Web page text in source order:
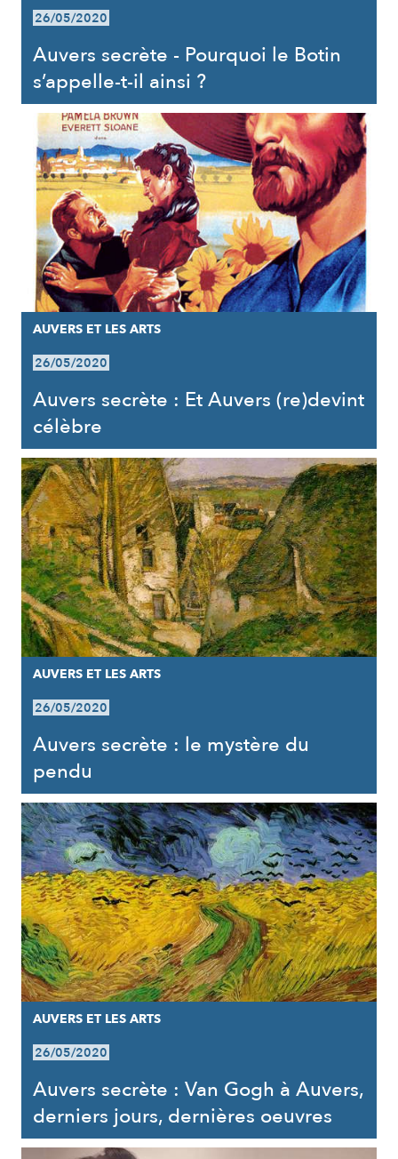
26/05/2020
Auvers secrète - Pourquoi le Botin
s’appelle-t-il ainsi ?
AUVERS ET LES ARTS
26/05/2020
Auvers secrète : Et Auvers (re)devint
célèbre
AUVERS ET LES ARTS
26/05/2020
Auvers secrète : le mystère du
pendu
AUVERS ET LES ARTS
26/05/2020
Auvers secrète : Van Gogh à Auvers,
derniers jours, dernières oeuvres